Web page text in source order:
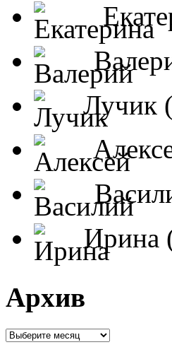
Лучик
Ирина
Архив